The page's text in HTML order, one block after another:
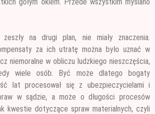
zeszły na drugi plan, nie miały znaczenia.
za ich utratę można było uznać w
niemoralne w obliczu ludzkiego nieszczęścia,
wiele osób. Być może dlatego bogaty
lat procesował się z ubezpieczycielami i
w sądzie, a może o długości procesów
kwestie dotyczące spraw materialnych, czyli